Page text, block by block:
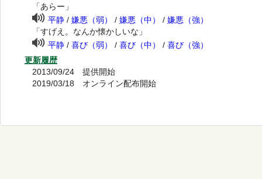
「あらー」
平静/ 嫌悪（弱） / 嫌悪（中） / 嫌悪（強）
「すげえ。なんか懐かしいな」
平静/ 喜び（弱） / 喜び（中） / 喜び（強）
更新履歴
2013/09/24 提供開始
2019/03/18 オンライン配布開始